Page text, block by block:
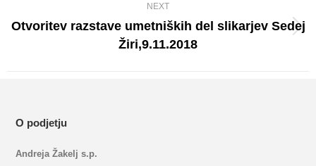
NEXT
Next
album:
Otvoritev razstave umetniških del slikarjev Sedej
Žiri,9.11.2018
O podjetju
Andreja Žakelj s.p.